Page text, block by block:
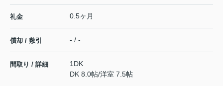
礼金 0.5ヶ月
償却 / 敷引 - / -
間取り / 詳細
1DK
DK 8.0帖/洋室 7.5帖